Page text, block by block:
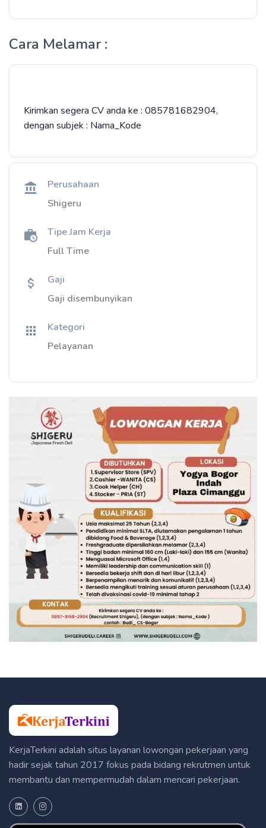
Cara Melamar :
Kirimkan segera CV anda ke : 085781682904,
dengan subjek : Nama_Kode
Perusahaan
Shigeru
Tipe Jam Kerja
Full Time
Gaji
Gaji disembunyikan
Kategori
Pelayanan
KerjaTerkini adalah situs layanan lowongan pekerjaan yang
hadir sejak tahun 2017 fokus pada bidang rekrutmen untuk
membantu dan mempermudah dalam mencari pekerjaan.